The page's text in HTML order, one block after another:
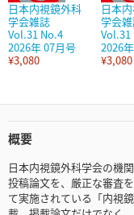
日本内視鏡外科
学会雑誌
Vol.31 No.4
2026年 07月号
¥3,080
日本
学会
Vol.31
2026
¥3,080
概要
日本内視鏡外科学会の機
投稿論文を、厳正な審査
て実施されている「内視